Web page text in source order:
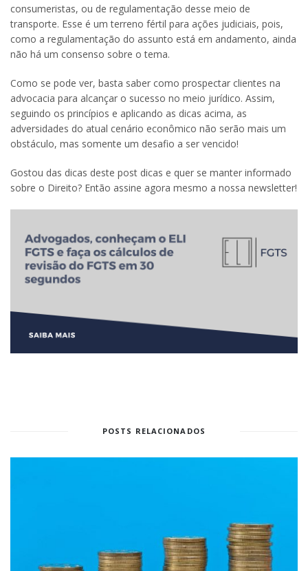
consumeristas, ou de regulamentação desse meio de
transporte. Esse é um terreno fértil para ações judiciais, pois,
como a regulamentação do assunto está em andamento, ainda
não há um consenso sobre o tema.
Como se pode ver, basta saber como prospectar clientes na
advocacia para alcançar o sucesso no meio jurídico. Assim,
seguindo os princípios e aplicando as dicas acima, as
adversidades do atual cenário econômico não serão mais um
obstáculo, mas somente um desafio a ser vencido!
Gostou das dicas deste post dicas e quer se manter informado
sobre o Direito? Então assine agora mesmo a nossa newsletter!
POSTS RELACIONADOS